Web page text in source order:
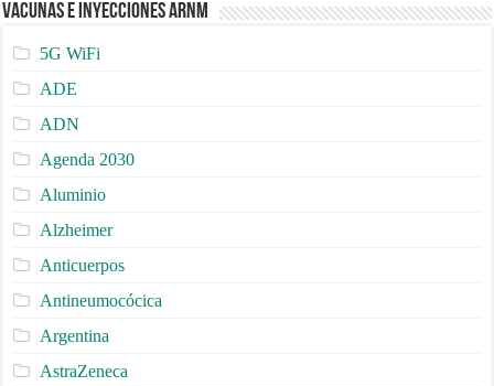
Vacunas e Inyecciones ARNm
5G WiFi
ADE
ADN
Agenda 2030
Aluminio
Alzheimer
Anticuerpos
Antineumocócica
Argentina
AstraZeneca